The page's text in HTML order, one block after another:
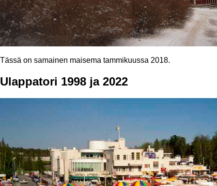
Tässä on samainen maisema tammikuussa 2018.
Ulappatori 1998 ja 2022